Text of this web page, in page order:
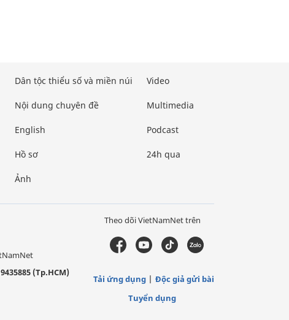
Dân tộc thiểu số và miền núi
Nội dung chuyên đề
English
Hồ sơ
Ảnh
Video
Multimedia
Podcast
24h qua
(Tp.HCM)
Theo dõi VietNamNet trên
Tải ứng dụng
Độc giả gửi bài
Tuyển dụng